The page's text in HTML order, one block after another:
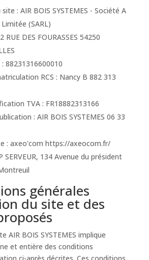
: AIR BOIS SYSTEMES - Société A
(SARL)
RUE DES FOURASSES 54250
88231316600010
RCS : Nancy B 882 313
TVA : FR18882313166
: AIR BOIS SYSTEMES 06 33
: axeo'com https://axeocom.fr/
SERVEUR, 134 Avenue du président
générales
du site et des
AIR BOIS SYSTEMES implique
et entière des conditions